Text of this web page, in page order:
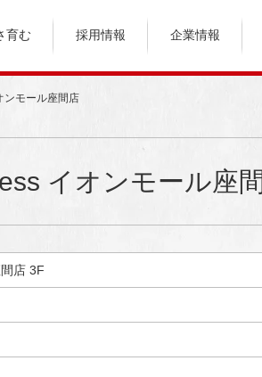
育む 採用情報 企業情報
ンモール座間店
イオンモール座
店 3F